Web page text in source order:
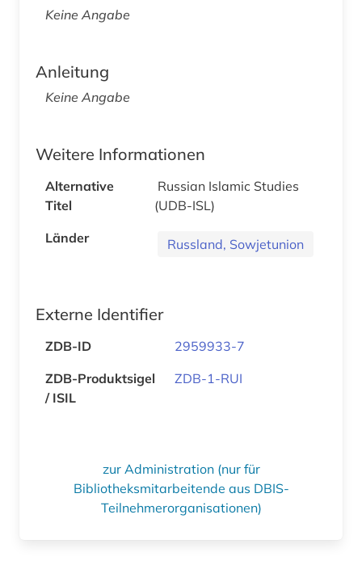
Keine Angabe
Anleitung
Keine Angabe
Weitere Informationen
Alternative
Titel
Russian Islamic Studies
(UDB-ISL)
Länder
Russland, Sowjetunion
Externe Identifier
ZDB-ID
2959933-7
ZDB-Produktsigel
/ ISIL
ZDB-1-RUI
zur Administration (nur für
Bibliotheksmitarbeitende aus DBIS-
Teilnehmerorganisationen)